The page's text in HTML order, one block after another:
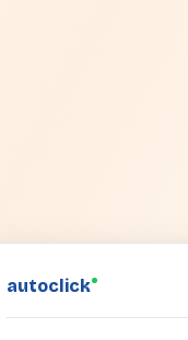
autoclick